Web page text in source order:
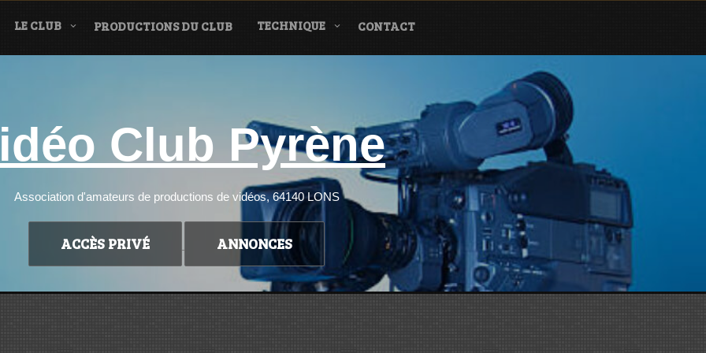
LE CLUB PRODUCTIONS DU CLUB TECHNIQUE CONTACT
Club Pyrène
Association d'amateurs de productions de vidéos, 64140 LONS
ACCÈS PRIVÉ ANNONCES